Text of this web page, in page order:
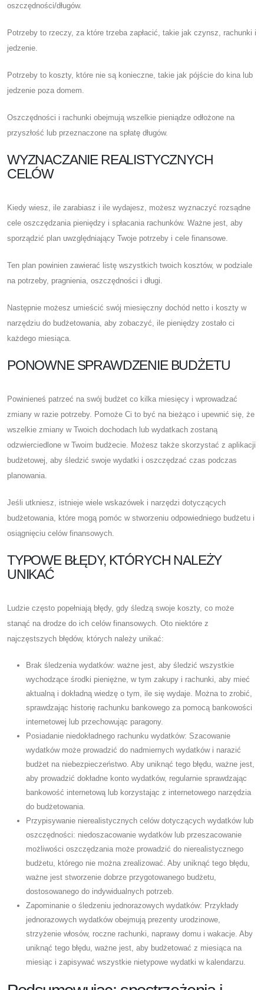
oszczędności/długów.
Potrzeby to rzeczy, za które trzeba zapłacić, takie jak czynsz, rachunki i
jedzenie.
Potrzeby to koszty, które nie są konieczne, takie jak pójście do kina lub
jedzenie poza domem.
Oszczędności i rachunki obejmują wszelkie pieniądze odłożone na
przyszłość lub przeznaczone na spłatę długów.
WYZNACZANIE REALISTYCZNYCH
CELÓW
Kiedy wiesz, ile zarabiasz i ile wydajesz, możesz wyznaczyć rozsądne
cele oszczędzania pieniędzy i spłacania rachunków. Ważne jest, aby
sporządzić plan uwzględniający Twoje potrzeby i cele finansowe.
Ten plan powinien zawierać listę wszystkich twoich kosztów, w podziale
na potrzeby, pragnienia, oszczędności i długi.
Następnie możesz umieścić swój miesięczny dochód netto i koszty w
narzędziu do budżetowania, aby zobaczyć, ile pieniędzy zostało ci
każdego miesiąca.
PONOWNE SPRAWDZENIE BUDŻETU
Powinieneś patrzeć na swój budżet co kilka miesięcy i wprowadzać
zmiany w razie potrzeby. Pomoże Ci to być na bieżąco i upewnić się, że
wszelkie zmiany w Twoich dochodach lub wydatkach zostaną
odzwierciedlone w Twoim budżecie. Możesz także skorzystać z aplikacji
budżetowej, aby śledzić swoje wydatki i oszczędzać czas podczas
planowania.
Jeśli utkniesz, istnieje wiele wskazówek i narzędzi dotyczących
budżetowania, które mogą pomóc w stworzeniu odpowiedniego budżetu i
osiągnięciu celów finansowych.
TYPOWE BŁĘDY, KTÓRYCH NALEŻY
UNIKAĆ
Ludzie często popełniają błędy, gdy śledzą swoje koszty, co może
stanąć na drodze do ich celów finansowych. Oto niektóre z
najczęstszych błędów, których należy unikać:
Brak śledzenia wydatków: ważne jest, aby śledzić wszystkie
wychodzące środki pieniężne, w tym zakupy i rachunki, aby mieć
aktualną i dokładną wiedzę o tym, ile się wydaje. Można to zrobić,
sprawdzając historię rachunku bankowego za pomocą bankowości
internetowej lub przechowując paragony.
Posiadanie niedokładnego rachunku wydatków: Szacowanie
wydatków może prowadzić do nadmiernych wydatków i narazić
budżet na niebezpieczeństwo. Aby uniknąć tego błędu, ważne jest,
aby prowadzić dokładne konto wydatków, regularnie sprawdzając
bankowość internetową lub korzystając z internetowego narzędzia
do budżetowania.
Przypisywanie nierealistycznych celów dotyczących wydatków lub
oszczędności: niedoszacowanie wydatków lub przeszacowanie
możliwości oszczędzania może prowadzić do nierealistycznego
budżetu, którego nie można zrealizować. Aby uniknąć tego błędu,
ważne jest stworzenie dobrze przygotowanego budżetu,
dostosowanego do indywidualnych potrzeb.
Zapominanie o śledzeniu jednorazowych wydatków: Przykłady
jednorazowych wydatków obejmują prezenty urodzinowe,
strzyżenie włosów, roczne rachunki, naprawy domu i wakacje. Aby
uniknąć tego błędu, ważne jest, aby budżetować z miesiąca na
miesiąc i zapisywać wszystkie nietypowe wydatki w kalendarzu.